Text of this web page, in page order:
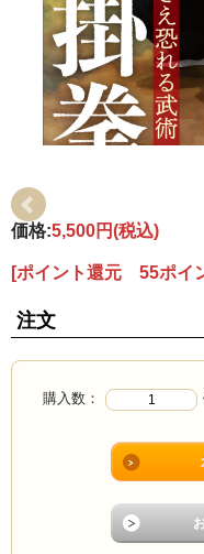
価格:5,500円(税込)
[ポイント還元 55ポイ
注文
購入数：